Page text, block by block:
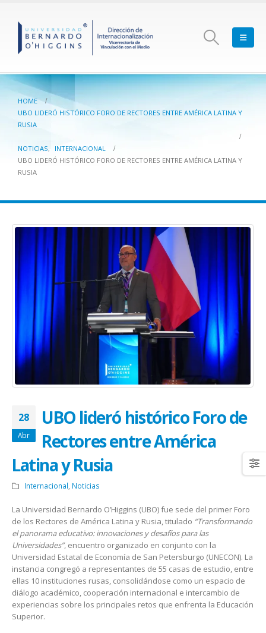
HOME
UBO LIDERÓ HISTÓRICO FORO DE RECTORES ENTRE AMÉRICA LATINA Y
RUSIA
NOTICIAS,
INTERNACIONAL
UBO LIDERÓ HISTÓRICO FORO DE RECTORES ENTRE AMÉRICA LATINA Y
RUSIA
28
Abr
UBO lideró histórico Foro de
Rectores entre América
Latina y Rusia
Internacional Noticias
La Universidad Bernardo O’Higgins (UBO) fue sede del primer Foro
de los Rectores de América Latina y Rusia, titulado “Transformando
el panorama educativo: innovaciones y desafíos para las
Universidades”, encuentro organizado en conjunto con la
Universidad Estatal de Economía de San Petersburgo (UNECON). La
instancia congregó a representantes de 55 casas de estudio, entre
ellas 10 instituciones rusas, consolidándose como un espacio de
diálogo académico, cooperación internacional e intercambio de
experiencias sobre los principales retos que enfrenta la Educación
Superior.